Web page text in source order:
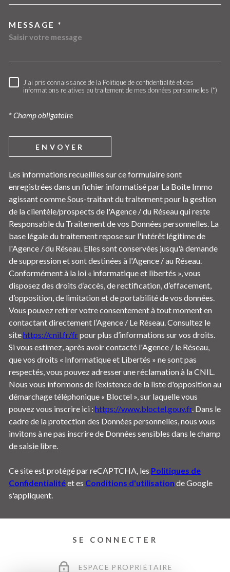
MESSAGE *
RÈGLEMENTATION
J'ai pris connaissance de la Politique de confidentialité et des
informations relatives au traitement de mes données personnelles (*)
* Champ obligatoire
ENVOYER
Les informations recueillies sur ce formulaire sont
enregistrées dans un fichier informatisé par La Boite Immo
agissant comme Sous-traitant du traitement pour la gestion
de la clientèle/prospects de l'Agence / du Réseau qui reste
Responsable du Traitement de vos Données personnelles. La
base légale du traitement repose sur l'intérêt légitime de
l'Agence / du Réseau. Elles sont conservées jusqu'à demande
de suppression et sont destinées à l'Agence / au Réseau.
Conformément à la loi « informatique et libertés », vous
disposez des droits d’accès, de rectification, d’effacement,
d’opposition, de limitation et de portabilité de vos données.
Vous pouvez retirer votre consentement à tout moment en
contactant directement l’Agence / Le Réseau. Consultez le
sitehttps://cnil.fr/frpour plus d’informations sur vos droits.
Si vous estimez, après avoir contacté l'Agence / le Réseau,
que vos droits « Informatique et Libertés » ne sont pas
respectés, vous pouvez adresser une réclamation à la CNIL.
Nous vous informons de l’existence de la liste d'opposition au
démarchage téléphonique « Bloctel », sur laquelle vous
pouvez vous inscrire ici : https://www.bloctel.gouv.fr. Dans le
cadre de la protection des Données personnelles, nous vous
invitons à ne pas inscrire de Données sensibles dans le champ
de saisie libre.
Ce site est protégé par reCAPTCHA, les Politiques de
Confidentialitéet es Conditions d'utilisation de Google
s'appliquent.
SE CONNECTER
ESPACE PROPRIÉTAIRE